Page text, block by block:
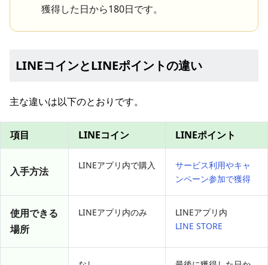
獲得した日から180日です。
LINEコインとLINEポイントの違い
主な違いは以下のとおりです。
項目 LINEコイン LINEポイント
入手方法 LINEアプリ内で購入
サービス利用やキャ
ンペーン参加で獲得
使用できる
場所
LINEアプリ内のみ
LINEアプリ内
LINE STORE